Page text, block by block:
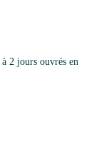
2 jours ouvrés en